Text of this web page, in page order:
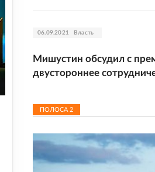
06.09.2021 Власть
Мишустин обсудил с
двустороннее
ПОЛОСА 2